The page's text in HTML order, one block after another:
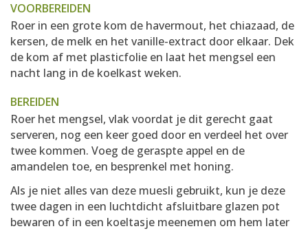
VOORBEREIDEN
Roer in een grote kom de havermout, het chiazaad, de
kersen, de melk en het vanille-extract door elkaar. Dek
de kom af met plasticfolie en laat het mengsel een
nacht lang in de koelkast weken.
BEREIDEN
Roer het mengsel, vlak voordat je dit gerecht gaat
serveren, nog een keer goed door en verdeel het over
twee kommen. Voeg de geraspte appel en de
amandelen toe, en besprenkel met honing.
Als je niet alles van deze muesli gebruikt, kun je deze
twee dagen in een luchtdicht afsluitbare glazen pot
bewaren of in een koeltasje meenemen om hem later